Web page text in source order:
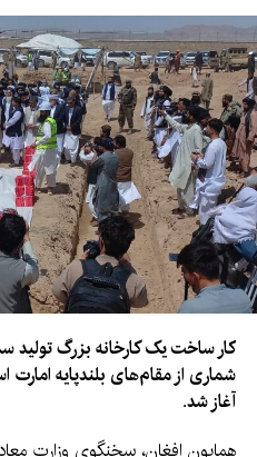
کار ساخت یک کارخانه بزرگ تولید
شماری از مقام‌های بلندپایه امارت
آغاز شد.
همایون افغان، سخنگوی وزارت